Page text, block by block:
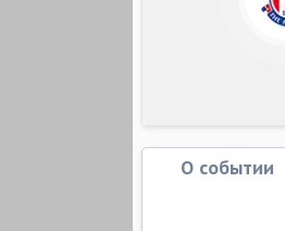
О событии